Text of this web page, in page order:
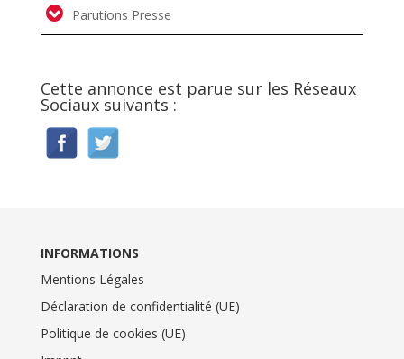
Parutions Presse
Cette annonce est parue sur les Réseaux
Sociaux suivants :
INFORMATIONS
Mentions Légales
Déclaration de confidentialité (UE)
Politique de cookies (UE)